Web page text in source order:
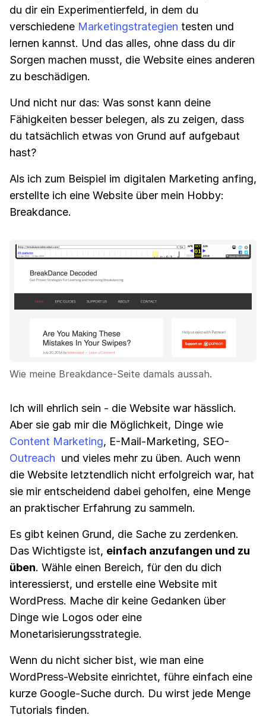
du dir ein Experimentierfeld, in dem du
verschiedene Marketingstrategien testen und
lernen kannst. Und das alles, ohne dass du dir
Sorgen machen musst, die Website eines anderen
zu beschädigen.
Und nicht nur das: Was sonst kann deine
Fähigkeiten besser belegen, als zu zeigen, dass
du tatsächlich etwas von Grund auf aufgebaut
hast?
Als ich zum Beispiel im digitalen Marketing anfing,
erstellte ich eine Website über mein Hobby:
Breakdance.
Wie meine Breakdance-Seite damals aussah.
Ich will ehrlich sein - die Website war hässlich.
Aber sie gab mir die Möglichkeit, Dinge wie
Content Marketing, E-Mail-Marketing, SEO-
Outreach und vieles mehr zu üben. Auch wenn
die Website letztendlich nicht erfolgreich war, hat
sie mir entscheidend dabei geholfen, eine Menge
an praktischer Erfahrung zu sammeln.
Es gibt keinen Grund, die Sache zu zerdenken.
Das Wichtigste ist, einfach anzufangen und zu
üben. Wähle einen Bereich, für den du dich
interessierst, und erstelle eine Website mit
WordPress. Mache dir keine Gedanken über
Dinge wie Logos oder eine
Monetarisierungsstrategie.
Wenn du nicht sicher bist, wie man eine
WordPress-Website einrichtet, führe einfach eine
kurze Google-Suche durch. Du wirst jede Menge
Tutorials finden.